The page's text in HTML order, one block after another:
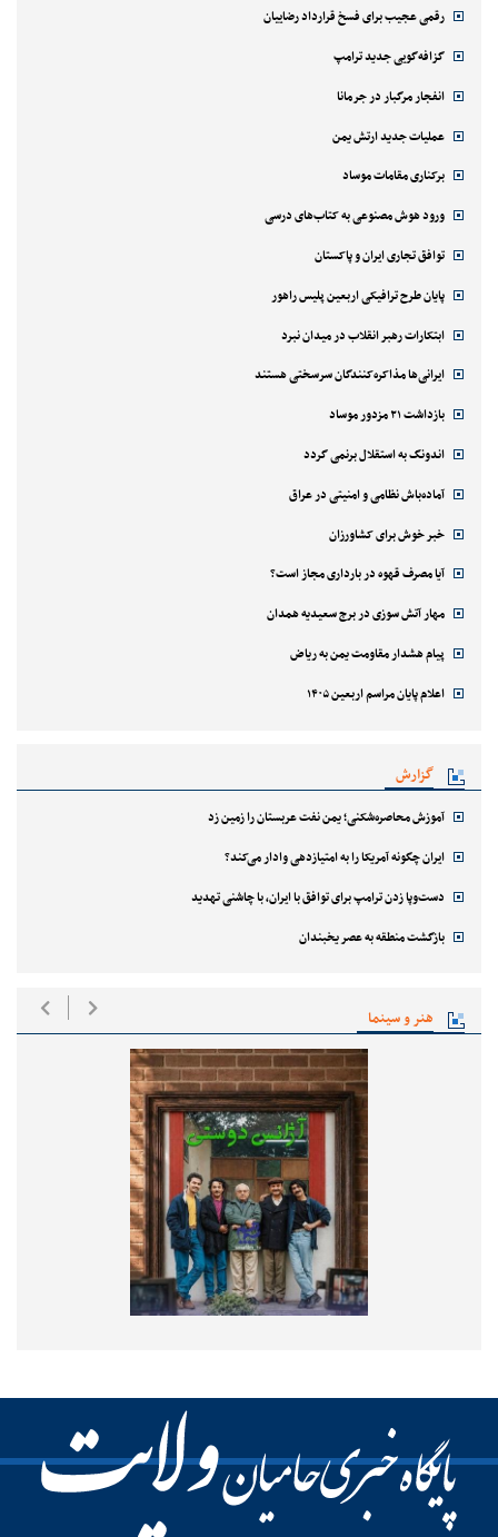
رقمی عجیب برای فسخ قرارداد رضاییان
گزافه‌گویی جدید ترامپ
انفجار مرگبار در جرمانا
عملیات جدید ارتش یمن
برکناری مقامات موساد
ورود هوش مصنوعی به کتاب‌های درسی
توافق تجاری ایران و پاکستان
پایان طرح ترافیکی اربعین پلیس راهور
ابتکارات رهبر انقلاب در میدان نبرد
ایرانی‌ها مذاکره‌کنندگان سرسختی هستند
بازداشت ۲۱ مزدور موساد
اندونگ به استقلال برنمی گردد
آماده‌باش نظامی و امنیتی در عراق
خبر خوش برای کشاورزان
آیا مصرف قهوه در بارداری مجاز است؟
مهار آتش سوزی در برج سعیدیه همدان
پیام هشدار مقاومت یمن به ریاض
اعلام پایان مراسم اربعین ۱۴۰۵
گزارش
آموزش محاصره‌شکنی؛ یمن نفت عربستان را زمین زد
ایران چگونه آمریکا را به امتیازدهی وادار می‌کند؟
دست‌وپا زدن ترامپ برای توافق با ایران، با چاشنی تهدید
بازگشت منطقه به عصر یخبندان
هنر و سینما